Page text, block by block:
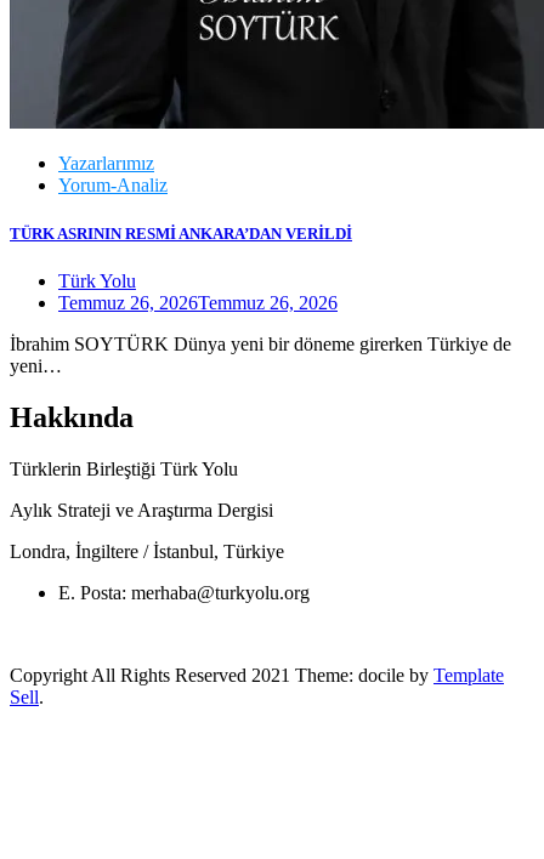
Yazarlarımız
Yorum-Analiz
TÜRK ASRININ RESMİ ANKARA’DAN VERİLDİ
Türk Yolu
Temmuz 26, 2026Temmuz 26, 2026
İbrahim SOYTÜRK Dünya yeni bir döneme girerken Türkiye de
yeni…
Hakkında
Türklerin Birleştiği Türk Yolu
Aylık Strateji ve Araştırma Dergisi
Londra, İngiltere / İstanbul, Türkiye
E. Posta: merhaba@turkyolu.org
Copyright All Rights Reserved 2021 Theme: docile by Template
Sell.